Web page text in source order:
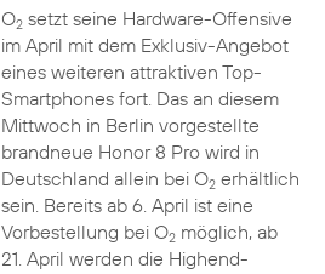
O2setzt seine Hardware-Offensive
im April mit dem Exklusiv-Angebot
eines weiteren attraktiven Top-
Smartphones fort. Das an diesem
Mittwoch in Berlin vorgestellte
brandneue Honor 8 Pro wird in
Deutschland allein bei O2erhältlich
sein. Bereits ab 6. April ist eine
Vorbestellung bei O2möglich, ab
21. April werden die Highend-